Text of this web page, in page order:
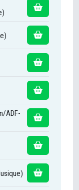
ADF-